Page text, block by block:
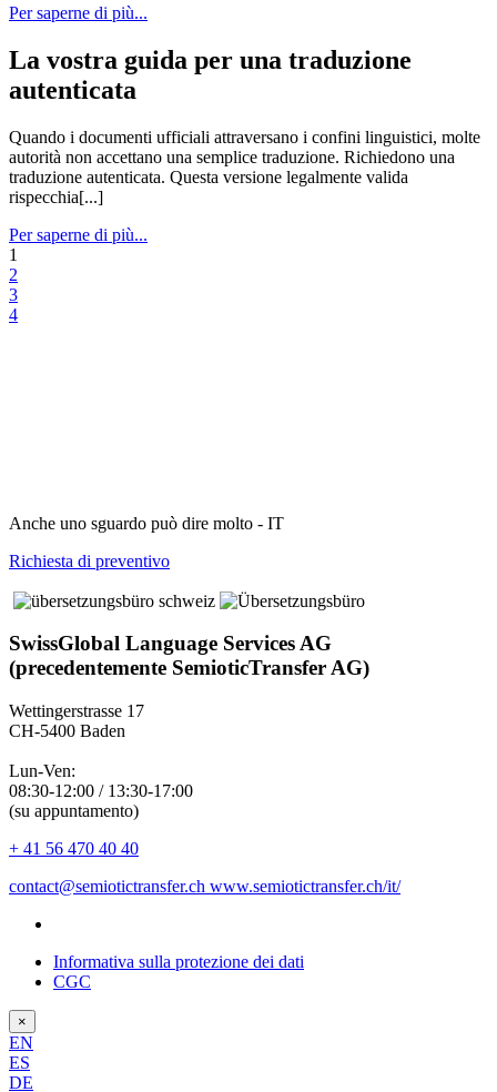
Per saperne di più...
La vostra guida per una traduzione
autenticata
Quando i documenti ufficiali attraversano i confini linguistici, molte
autorità non accettano una semplice traduzione. Richiedono una
traduzione autenticata. Questa versione legalmente valida
rispecchia[...]
Per saperne di più...
1
2
3
4
Anche uno sguardo può dire molto - IT
Richiesta di preventivo
SwissGlobal Language Services AG
(precedentemente SemioticTransfer AG)
Wettingerstrasse 17
CH-5400 Baden
Lun-Ven:
08:30-12:00 / 13:30-17:00
(su appuntamento)
+ 41 56 470 40 40
contact@semiotictransfer.ch www.semiotictransfer.ch/it/
Informativa sulla protezione dei dati
CGC
×
EN
ES
DE